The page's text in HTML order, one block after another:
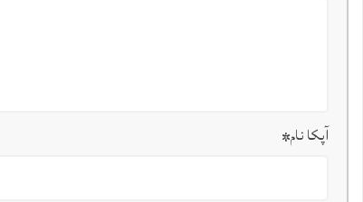
آپکا نام*